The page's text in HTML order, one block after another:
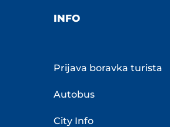
INFO
Prijava boravka turista
Autobus
City Info